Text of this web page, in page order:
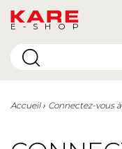
E-SHOP
Accueil Connectez-vous